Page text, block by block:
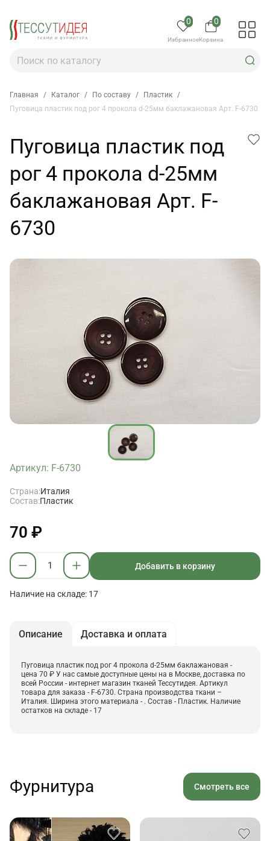
0
Избранное
0
Корзина
Главная / Каталог / По составу / Пластик /
Пуговица пластик под рог 4 прокола d-25мм баклажановая Арт. F-6730
Пуговица пластик под
рог 4 прокола d-25мм
баклажановая Арт. F-
6730
Артикул: F-6730
Страна:Италия
Состав:Пластик
70 ₽
Добавить в корзину
Наличие на складе: 17
Описание Доставка и оплата
Пуговица пластик под рог 4 прокола d-25мм баклажановая -
цена 70 ₽ У нас самые доступные цены на в Москве, доставка по
всей России - интернет магазин тканей Тессутидея. Артикул
товара для заказа - F-6730. Страна производства ткани –
Италия. Ширина этого материала - . Состав - Пластик. Наличие
остатков на складе - 17
Фурнитура Смотреть все